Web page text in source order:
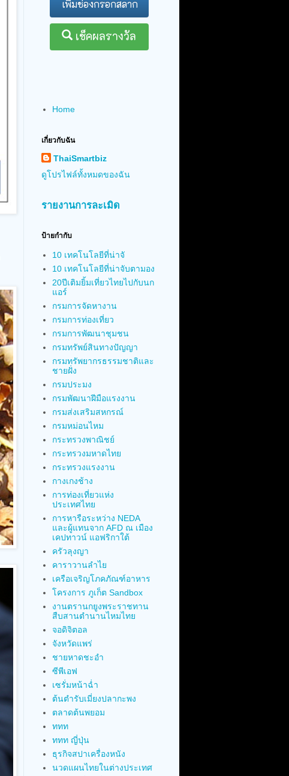
Home
เกี่ยวกับฉัน
ThaiSmartbiz
ดูโปรไฟล์ทั้งหมดของฉัน
รายงานการละเมิด
ป้ายกำกับ
10 เทคโนโลยีที่น่าจั
10 เทคโนโลยีที่น่าจับตามอง
20ปีเติมยิ้มเที่ยวไทยไปกับนก
แอร์
กรมการจัดหางาน
กรมการท่องเที่ยว
กรมการพัฒนาชุมชน
กรมทรัพย์สินทางปัญญา
กรมทรัพยากรธรรมชาติและ
ชายฝั่ง
กรมประมง
กรมพัฒนาฝีมือแรงงาน
กรมส่งเสริมสหกรณ์
กรมหม่อนไหม
กระทรวงพาณิชย์
กระทรวงมหาดไทย
กระทรวงแรงงาน
กางเกงช้าง
การท่องเที่ยวแห่ง
ประเทศไทย
การหารือระหว่าง NEDA
และผู้แทนจาก AFD ณ เมือง
เคปทาวน์ แอฟริกาใต้
ครัวลุงญา
คาราวานลำไย
เครือเจริญโภคภัณฑ์อาหาร
โครงการ ภูเก็ต Sandbox
งานตรานกยูงพระราชทาน
สืบสานตำนานไหมไทย
จอดิจิตอล
จังหวัดแพร่
ชายหาดชะอำ
ซีพีเอฟ
เซรั่มหน้าฉ่ำ
ต้นตำรับเมี่ยงปลากะพง
ตลาดต้นพยอม
ททท
ททท ญี่ปุ่น
ธุรกิจสปาเครื่องหนัง
นวดแผนไทยในต่างประเทศ